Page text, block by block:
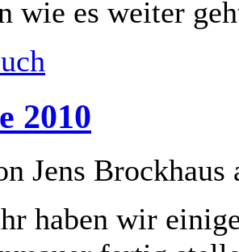
wie es weiter
2010
Jens Brockhaus
haben wir